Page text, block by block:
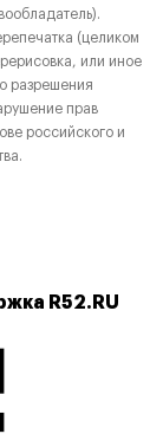
(целиком
или иное
разрешения
прав
российского и
R52.RU